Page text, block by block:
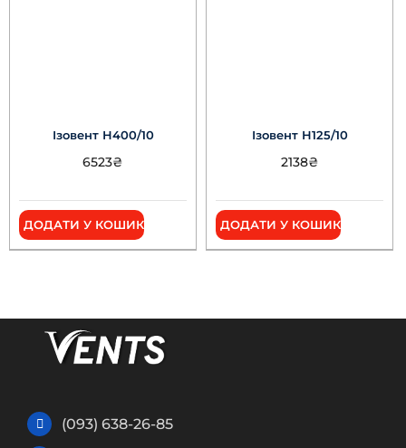
Ізовент Н400/10
6523₴
ДОДАТИ У КОШИК
Ізовент Н125/10
2138₴
ДОДАТИ У КОШИК
(093) 638-26-85